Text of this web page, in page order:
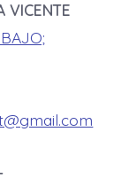
VICENTE